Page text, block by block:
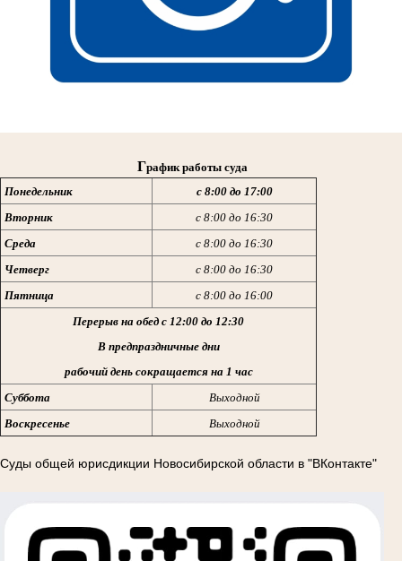
График работы суда
Понедельник
с 8:00 до 17:00
Вторник
с 8:00 до 16:30
Среда
с 8:00 до 16:30
Четверг
с 8:00 до 16:30
Пятница
с 8:00 до 16:00
Перерыв на обед с 12:00 до 12:30
В предпраздничные дни
рабочий день сокращается на 1 час
Суббота
Выходной
Воскресенье
Выходной
Суды общей юрисдикции Новосибирской области в "ВКонтакте"